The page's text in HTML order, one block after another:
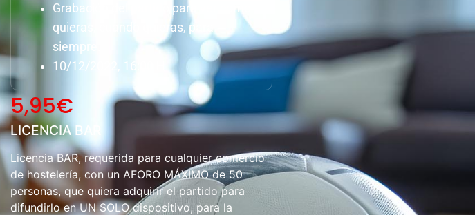
Grabación del partido para ver como
quieras, cuando quieras, para
siempre.
10/12/2022, 16:00 H
5,95€
LICENCIA BAR
Licencia BAR, requerida para cualquier comercio
de hostelería, con un AFORO MÁXIMO de 50
personas, que quiera adquirir el partido para
difundirlo en UN SOLO dispositivo, para la